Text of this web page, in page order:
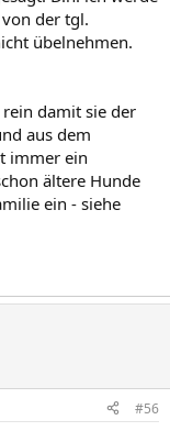
der tgl.
übelnehmen.
damit sie der
aus dem
immer ein
ältere Hunde
ein - siehe
#56